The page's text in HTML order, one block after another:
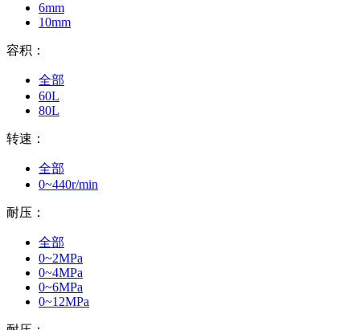
6mm
10mm
容积：
全部
60L
80L
转速：
全部
0~440r/min
耐压：
全部
0~2MPa
0~4MPa
0~6MPa
0~12MPa